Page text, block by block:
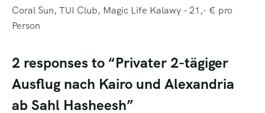
Coral Sun, TUI Club, Magic Life Kalawy – 21,- € pro
Person
2 responses to “Privater 2-tägiger
Ausflug nach Kairo und Alexandria
ab Sahl Hasheesh”